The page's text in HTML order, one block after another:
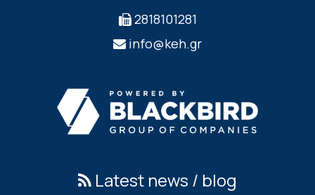
2818101281
info@keh.gr
Latest news / blog